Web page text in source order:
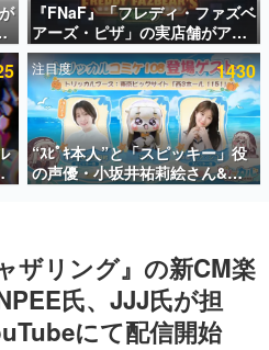
上！ ページビュー数万以上！ などな
まれた、電ファミ渾身の“殿堂入り”記
ターの方々に製作時のエピソードをお
いけない。『赫本』は、〈試験問題〉
ー小説集です。
『FNaF』「フレディ・ファズベ
アーズ・ピザ」の実店舗がアメ
リカの商業施設「American
Dream」に2027年オープン！
ScottGamesとの共同開発、食
事だけでなくステージショーや
没入型のホラー体験も楽しめる
注目度 1430
“ｽﾋﾟｷ本人”と「スピッキー」役
の声優・小坂井祐莉絵さん&パ
ク・シユンさんが集結。コミケ
ザリング』の新CM楽
氏、JJJ氏が担
にて配信開始